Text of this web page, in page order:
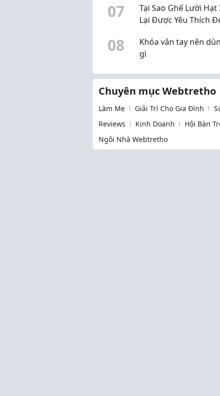
07
Tại Sao Ghế Lười Hạt
Lại Được Yêu Thích
08
Khóa vân tay nên
gì
Chuyên mục Webtretho
Làm Mẹ Giải Trí Cho Gia Đình
Reviews
Kinh Doanh Hội Bàn
Ngôi Nhà Webtretho